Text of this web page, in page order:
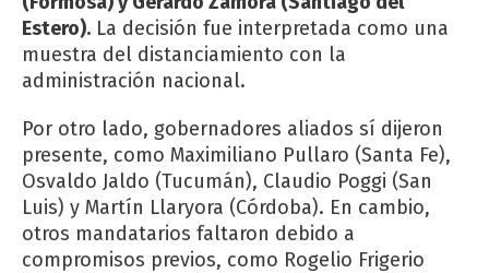
Estero). La decisión fue interpretada como una
muestra del distanciamiento con la
administración nacional.
Por otro lado, gobernadores aliados sí dijeron
presente, como Maximiliano Pullaro (Santa Fe),
Osvaldo Jaldo (Tucumán), Claudio Poggi (San
Luis) y Martín Llaryora (Córdoba). En cambio,
otros mandatarios faltaron debido a
compromisos previos, como Rogelio Frigerio